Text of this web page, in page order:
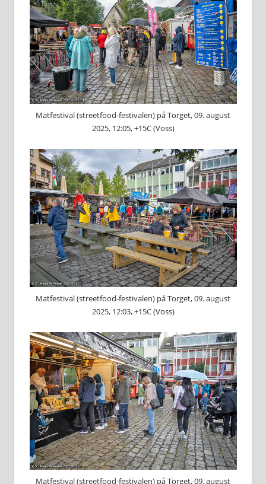
Matfestival (streetfood-festivalen) på Torget, 09. august
2025, 12:05, +15C (Voss)
Matfestival (streetfood-festivalen) på Torget, 09. august
2025, 12:03, +15C (Voss)
Matfestival (streetfood-festivalen) på Torget, 09. august